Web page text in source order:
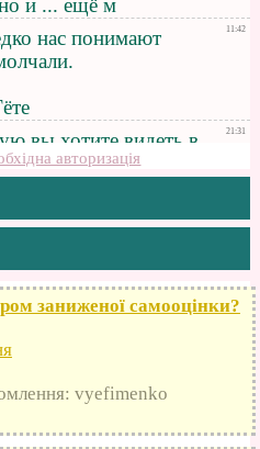
авторизація
заниженої самооцінки?
vyefimenko